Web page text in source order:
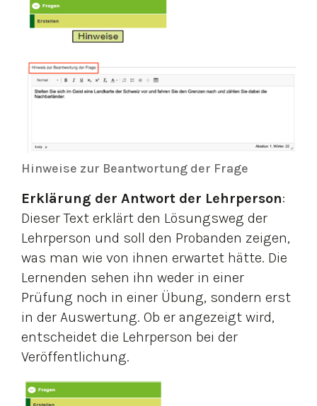
Hinweise zur Beantwortung der Frage
Erklärung der Antwort der Lehrperson:
Dieser Text erklärt den Lösungsweg der
Lehrperson und soll den Probanden zeigen,
was man wie von ihnen erwartet hätte. Die
Lernenden sehen ihn weder in einer
Prüfung noch in einer Übung, sondern erst
in der Auswertung. Ob er angezeigt wird,
entscheidet die Lehrperson bei der
Veröffentlichung.